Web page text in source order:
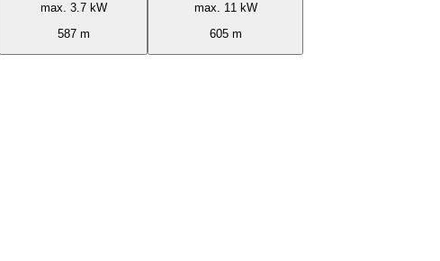
max. 3.7 kW
587 m
max. 11 kW
605 m